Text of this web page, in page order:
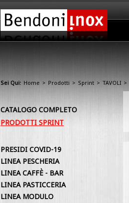
Sei Qui: Home > Prodotti > Sprint > TAVOLI >
CATALOGO COMPLETO
PRODOTTI SPRINT
PRESIDI COVID-19
LINEA PESCHERIA
LINEA CAFFÈ - BAR
LINEA PASTICCERIA
LINEA MODULO